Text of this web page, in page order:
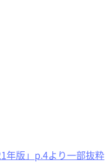
年版」p.4より一部抜粋